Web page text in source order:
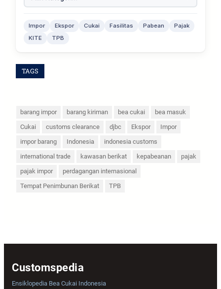
Impor Ekspor Cukai Fasilitas Pabean
Pajak
KITE
TPB
TAGS
barang impor barang kiriman bea cukai
bea masuk
Cukai
customs clearance djbc Ekspor
Impor
impor barang
Indonesia
indonesia customs
international trade
kawasan berikat kepabeanan
pajak
pajak impor
perdagangan internasional
Tempat Penimbunan Berikat
TPB
Customspedia
Ensiklopedia Bea Cukai Indonesia